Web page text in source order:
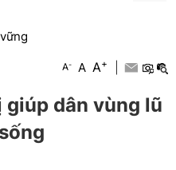
A- A A+
giúp dân vùng lũ